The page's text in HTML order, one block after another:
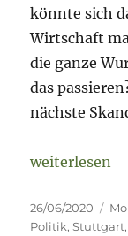
könnte sich
Wirtschaft
die ganze
das
nächste
„Morning
weiterlesen
Veröffentlicht
am
26/06/2020
Politik,Stuttgart